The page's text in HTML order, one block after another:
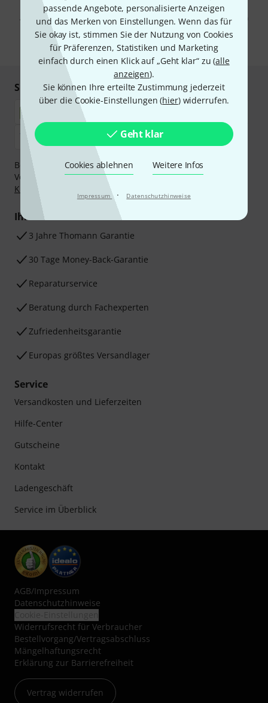
passende Angebote, personalisierte Anzeigen
und das Merken von Einstellungen. Wenn das für
Sie okay ist, stimmen Sie der Nutzung von Cookies
für Präferenzen, Statistiken und Marketing
einfach durch einen Klick auf „Geht klar“ zu (alle
anzeigen).
Sie können Ihre erteilte Zustimmung jederzeit
über die Cookie-Einstellungen (hier) widerrufen.
Geht klar
Cookies ablehnen Weitere Infos
Impressum · Datenschutzhinweise
Werbung und einer Messung des E-Mail-Nutzungsverhaltens zu. Die
Abmeldung ist jederzeit möglich. Weitere Informationen finden Sie in
unserenDatenschutzhinweisen.
* Pflichtfeld
Sicher einkaufen & bezahlen
Bezahlen Sie vertraulich und sicher per Nachnahme,
Vorkasse, PayPal, Amazon Pay,
Klarna Sofort bezahlen
Klarna Ratenzahlung
oder Kreditkarte.
Ihre Vorteile
3 Jahre Thomann Garantie
30 Tage Money-Back-Garantie
Reparaturservice
Beratung durch Fachexperten
Zufriedenheitsgarantie
Europas größtes Versandlager
Service
Versandkosten und Lieferzeiten
Hilfe-Center
Gutscheine
Kontakt
Ladengeschäft
Service im Überblick
AGB/Impressum
Datenschutzhinweise
Widerrufsrecht für Verbraucher
Bestellvorgang/Vertragsabschluss
Mängelhaftungsrecht
Erklärung zur Barrierefreiheit
Vertrag widerrufen